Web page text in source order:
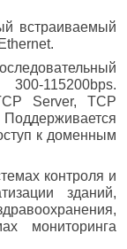
встраиваемый
115200bps.
Server, TCP
к доменным
контроля и
зданий,
мониторинга